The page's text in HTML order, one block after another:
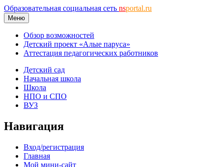
Образовательная социальная сеть nsportal.ru
Меню
Обзор возможностей
Детский проект «Алые паруса»
Аттестация педагогических работников
Детский сад
Начальная школа
Школа
НПО и СПО
ВУЗ
Навигация
Вход/регистрация
Главная
Мой мини-сайт